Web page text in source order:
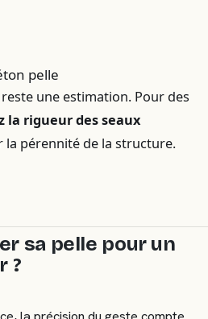
pelle
une estimation. Pour des
la rigueur des seaux
la pérennité de la structure.
sa pelle pour un
?